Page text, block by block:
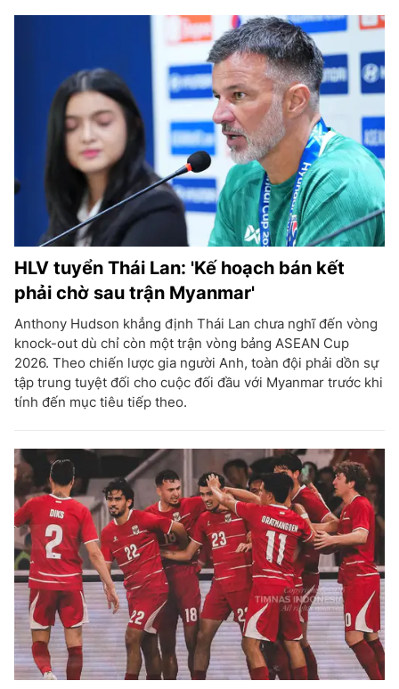
HLV tuyển Thái Lan: 'Kế hoạch bán kết
phải chờ sau trận Myanmar'
Anthony Hudson khẳng định Thái Lan chưa nghĩ đến vòng
knock-out dù chỉ còn một trận vòng bảng ASEAN Cup
2026. Theo chiến lược gia người Anh, toàn đội phải dồn sự
tập trung tuyệt đối cho cuộc đối đầu với Myanmar trước khi
tính đến mục tiêu tiếp theo.